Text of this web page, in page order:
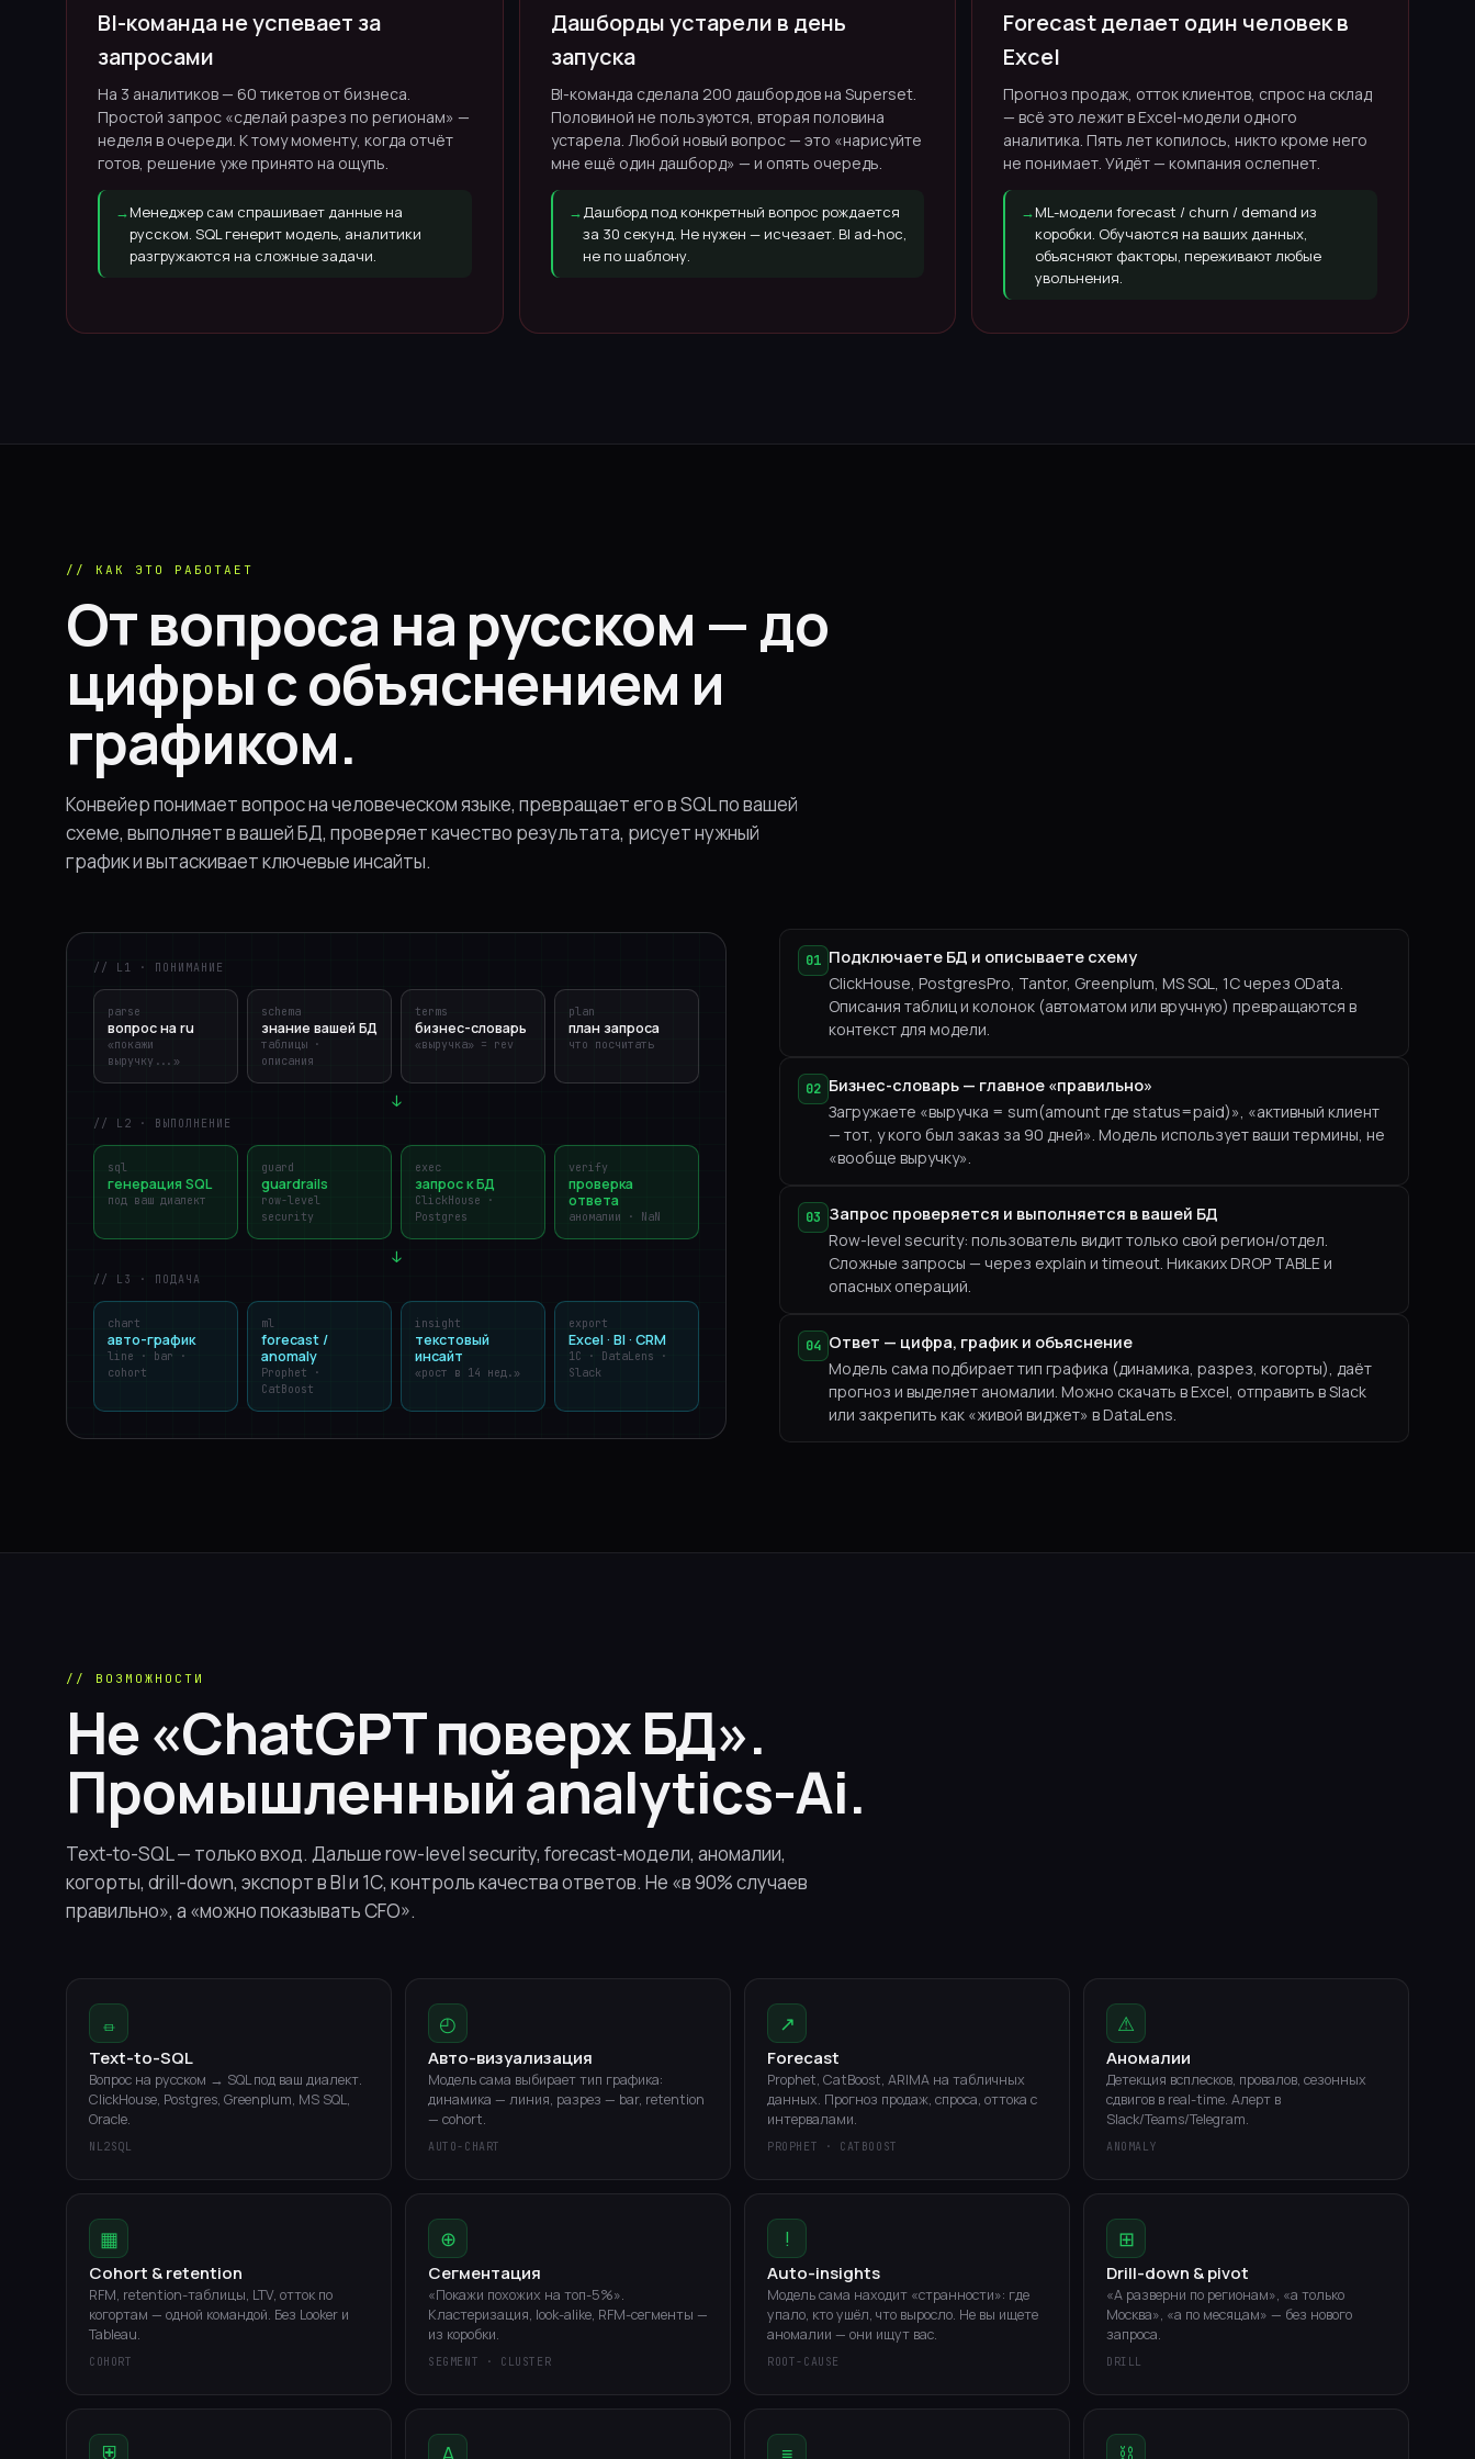
BI-команда не успевает за
запросами
На 3 аналитиков — 60 тикетов от бизнеса.
Простой запрос «сделай разрез по регионам» —
неделя в очереди. К тому моменту, когда отчёт
готов, решение уже принято на ощупь.
→Менеджер сам спрашивает данные на
русском. SQL генерит модель, аналитики
разгружаются на сложные задачи.
Дашборды устарели в день
запуска
BI-команда сделала 200 дашбордов на Superset.
Половиной не пользуются, вторая половина
устарела. Любой новый вопрос — это «нарисуйте
мне ещё один дашборд» — и опять очередь.
→Дашборд под конкретный вопрос рождается
за 30 секунд. Не нужен — исчезает. BI ad-hoc,
не по шаблону.
Forecast делает один человек в
Excel
Прогноз продаж, отток клиентов, спрос на склад
— всё это лежит в Excel-модели одного
аналитика. Пять лет копилось, никто кроме него
не понимает. Уйдёт — компания ослепнет.
→ML-модели forecast / churn / demand из
коробки. Обучаются на ваших данных,
объясняют факторы, переживают любые
увольнения.
// КАК ЭТО РАБОТАЕТ
От вопроса на русском — до
цифры с объяснением и
графиком.
Конвейер понимает вопрос на человеческом языке, превращает его в SQL по вашей
схеме, выполняет в вашей БД, проверяет качество результата, рисует нужный
график и вытаскивает ключевые инсайты.
// L1 · ПОНИМАНИЕ
parse
вопрос на ru
«покажи
выручку...»
schema
знание вашей БД
таблицы ·
описания
terms
бизнес-словарь
«выручка» = rev
plan
план запроса
что посчитать
↓
// L2 · ВЫПОЛНЕНИЕ
sql
генерация SQL
под ваш диалект
guard
guardrails
row-level
security
exec
запрос к БД
ClickHouse ·
Postgres
verify
проверка
ответа
аномалии · NaN
↓
// L3 · ПОДАЧА
chart
авто-график
line · bar ·
cohort
ml
forecast /
anomaly
Prophet ·
CatBoost
insight
текстовый
инсайт
«рост в 14 нед.»
export
Excel · BI · CRM
1C · DataLens ·
Slack
01 Подключаете БД и описываете схему
ClickHouse, PostgresPro, Tantor, Greenplum, MS SQL, 1С через OData.
Описания таблиц и колонок (автоматом или вручную) превращаются в
контекст для модели.
02 Бизнес-словарь — главное «правильно»
Загружаете «выручка = sum(amount где status=paid)», «активный клиент
— тот, у кого был заказ за 90 дней». Модель использует ваши термины, не
«вообще выручку».
03 Запрос проверяется и выполняется в вашей БД
Row-level security: пользователь видит только свой регион/отдел.
Сложные запросы — через explain и timeout. Никаких DROP TABLE и
опасных операций.
04 Ответ — цифра, график и объяснение
Модель сама подбирает тип графика (динамика, разрез, когорты), даёт
прогноз и выделяет аномалии. Можно скачать в Excel, отправить в Slack
или закрепить как «живой виджет» в DataLens.
// ВОЗМОЖНОСТИ
Не «ChatGPT поверх БД».
Промышленный analytics-Ai.
Text-to-SQL — только вход. Дальше row-level security, forecast-модели, аномалии,
когорты, drill-down, экспорт в BI и 1С, контроль качества ответов. Не «в 90% случаев
правильно», а «можно показывать CFO».
⏛
Text-to-SQL
Вопрос на русском → SQL под ваш диалект.
ClickHouse, Postgres, Greenplum, MS SQL,
Oracle.
NL2SQL
◴
Авто-визуализация
Модель сама выбирает тип графика:
динамика — линия, разрез — bar, retention
— cohort.
AUTO-CHART
↗
Forecast
Prophet, CatBoost, ARIMA на табличных
данных. Прогноз продаж, спроса, оттока с
интервалами.
PROPHET · CATBOOST
⚠
Аномалии
Детекция всплесков, провалов, сезонных
сдвигов в real-time. Алерт в
Slack/Teams/Telegram.
ANOMALY
▦
Cohort & retention
RFM, retention-таблицы, LTV, отток по
когортам — одной командой. Без Looker и
Tableau.
COHORT
⊕
Сегментация
«Покажи похожих на топ-5%».
Кластеризация, look-alike, RFM-сегменты —
из коробки.
SEGMENT · CLUSTER
!
Auto-insights
Модель сама находит «странности»: где
упало, кто ушёл, что выросло. Не вы ищете
аномалии — они ищут вас.
ROOT-CAUSE
⊞
Drill-down & pivot
«А разверни по регионам», «а только
Москва», «а по месяцам» — без нового
запроса.
DRILL
⛨ A ≡ ⛓